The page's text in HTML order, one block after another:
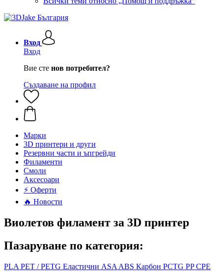
Вход
Вход
Вие сте нов потребител?
Създаване на профил
Mарки
3D принтери и други
Резервни части и ъпгрейди
Филаменти
Смоли
Аксесоари
⚡ Оферти
🔥 Новости
Виолетов филамент за 3D принтер
Пазаруване по категория:
PLA PET / PETG Еластични ASA ABS Карбон PCTG PP CPE